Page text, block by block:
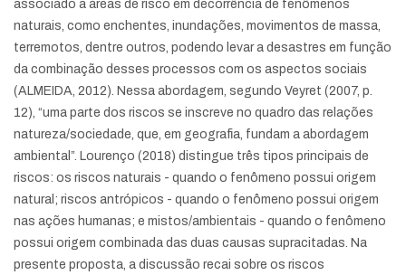
associado a áreas de risco em decorrência de fenômenos
naturais, como enchentes, inundações, movimentos de massa,
terremotos, dentre outros, podendo levar a desastres em função
da combinação desses processos com os aspectos sociais
(ALMEIDA, 2012). Nessa abordagem, segundo Veyret (2007, p.
12), “uma parte dos riscos se inscreve no quadro das relações
natureza/sociedade, que, em geografia, fundam a abordagem
ambiental”. Lourenço (2018) distingue três tipos principais de
riscos: os riscos naturais - quando o fenômeno possui origem
natural; riscos antrópicos - quando o fenômeno possui origem
nas ações humanas; e mistos/ambientais - quando o fenômeno
possui origem combinada das duas causas supracitadas. Na
presente proposta, a discussão recai sobre os riscos